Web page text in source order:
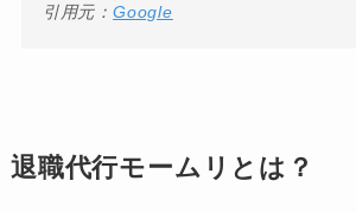
引用元：Google
退職代行モームリとは？